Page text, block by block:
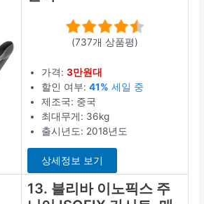
(737개 상품평)
가격:3만원대
할인 여부:41% 세일 중
제조국: 중국
최대무게: 36kg
출시년도: 2018년도
상세정보 보기
13. 블리바 이노픽스 주